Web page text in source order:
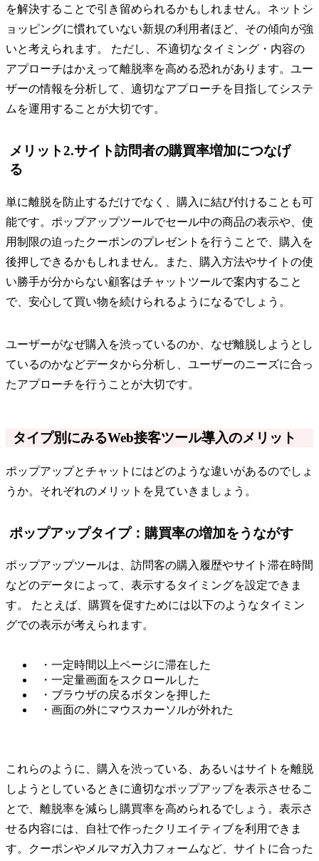
を解決することで引き留められるかもしれません。ネットシ
ョッピングに慣れていない新規の利用者ほど、その傾向が強
いと考えられます。 ただし、不適切なタイミング・内容の
アプローチはかえって離脱率を高める恐れがあります。ユー
ザーの情報を分析して、適切なアプローチを目指してシステ
ムを運用することが大切です。
メリット2.サイト訪問者の購買率増加につなげ
る
単に離脱を防止するだけでなく、購入に結び付けることも可
能です。ポップアップツールでセール中の商品の表示や、使
用制限の迫ったクーポンのプレゼントを行うことで、購入を
後押しできるかもしれません。また、購入方法やサイトの使
い勝手が分からない顧客はチャットツールで案内すること
で、安心して買い物を続けられるようになるでしょう。
ユーザーがなぜ購入を渋っているのか、なぜ離脱しようとし
ているのかなどデータから分析し、ユーザーのニーズに合っ
たアプローチを行うことが大切です。
タイプ別にみるWeb接客ツール導入のメリット
ポップアップとチャットにはどのような違いがあるのでしょ
うか。それぞれのメリットを見ていきましょう。
ポップアップタイプ：購買率の増加をうながす
ポップアップツールは、訪問客の購入履歴やサイト滞在時間
などのデータによって、表示するタイミングを設定できま
す。 たとえば、購買を促すためには以下のようなタイミン
グでの表示が考えられます。
・一定時間以上ページに滞在した
・一定量画面をスクロールした
・ブラウザの戻るボタンを押した
・画面の外にマウスカーソルが外れた
これらのように、購入を渋っている、あるいはサイトを離脱
しようとしているときに適切なポップアップを表示させるこ
とで、離脱率を減らし購買率を高められるでしょう。表示さ
せる内容には、自社で作ったクリエイティブを利用できま
す。クーポンやメルマガ入力フォームなど、サイトに合った